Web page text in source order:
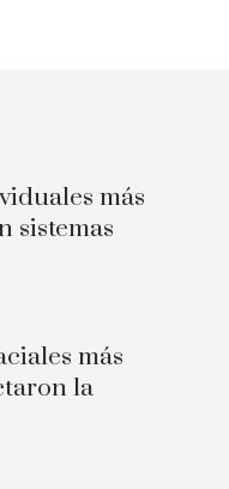
más
sistemas
más
la